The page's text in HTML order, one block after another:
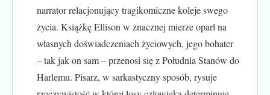
narrator relacjonujący tragikomiczne koleje swego
życia. Książkę Ellison w znacznej mierze oparł na
własnych doświadczeniach życiowych, jego bohater
– tak jak on sam – przenosi się z Południa Stanów do
Harlemu. Pisarz, w sarkastyczny sposób, rysuje